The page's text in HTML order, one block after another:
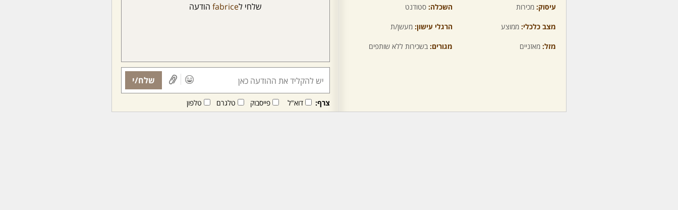
עיסוק: מכירות השכלה: סטודנט
מצב כלכלי: ממוצע הרגלי עישון: מעשן/ת
מזל: מאזניים מגורים: בשכירות ללא שותפים
שלחי לfabrice הודעה
שלח/י
צרף: דוא"ל פייסבוק טלגרם טלפון